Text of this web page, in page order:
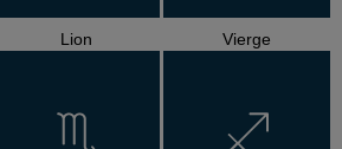
Lion Vierge